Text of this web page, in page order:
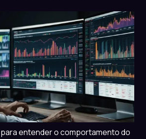
entender o comportamento do